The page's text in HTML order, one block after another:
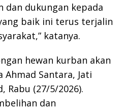
dan dukungan kepada
baik ini terus terjalin
katanya.
hewan kurban akan
Ahmad Santara, Jati
Rabu (27/5/2026).
dan